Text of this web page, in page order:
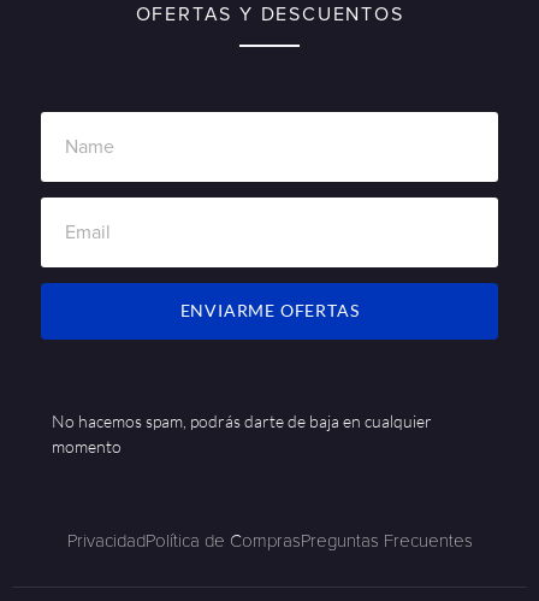
OFERTAS Y DESCUENTOS
ENVIARME OFERTAS
No hacemos spam, podrás darte de baja en cualquier
momento
PrivacidadPolítica de ComprasPreguntas Frecuentes